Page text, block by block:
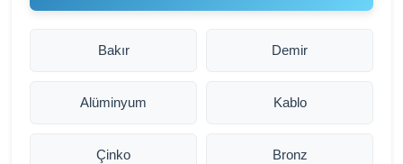
Bakır Demir
Alüminyum Kablo
Çinko Bronz